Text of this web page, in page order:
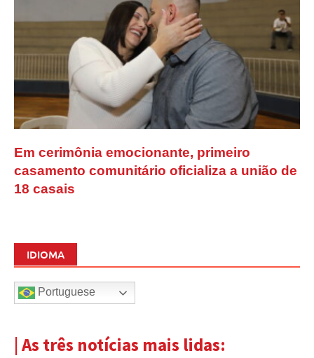
Em cerimônia emocionante, primeiro
casamento comunitário oficializa a união de
18 casais
IDIOMA
Portuguese
| As três notícias mais lidas: